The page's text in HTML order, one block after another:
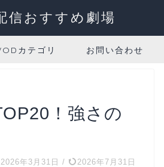
信おすすめ劇場
カテゴリ お問い合わせ
！強さの
2026年3月31日 / 2026年7月31日